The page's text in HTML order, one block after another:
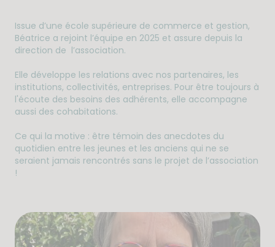
Issue d’une école supérieure de commerce et gestion,
Béatrice a rejoint l’équipe en 2025 et assure depuis la
direction de l’association.
Elle développe les relations avec nos partenaires, les
institutions, collectivités, entreprises. Pour être toujours à
l'écoute des besoins des adhérents, elle accompagne
aussi des cohabitations.
Ce qui la motive : être témoin des anecdotes du
quotidien entre les jeunes et les anciens qui ne se
seraient jamais rencontrés sans le projet de l’association
!